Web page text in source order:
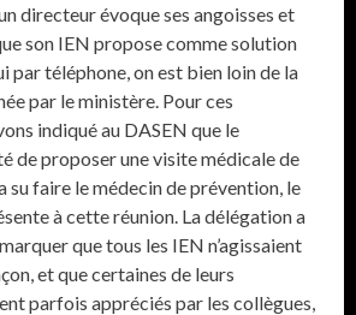
directeur évoque ses angoisses et
son IEN propose comme solution
par téléphone, on est bien loin de la
par le ministère. Pour ces
indiqué au DASEN que le
de proposer une visite médicale de
su faire le médecin de prévention, le
à cette réunion. La délégation a
que tous les IEN n’agissaient
et que certaines de leurs
parfois appréciés par les collègues,